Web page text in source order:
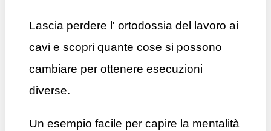
Lascia perdere l' ortodossia del lavoro ai
cavi e scopri quante cose si possono
cambiare per ottenere esecuzioni
diverse.
Un esempio facile per capire la mentalità